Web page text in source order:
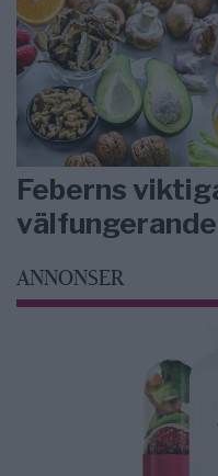
Feberns
ANNONSER